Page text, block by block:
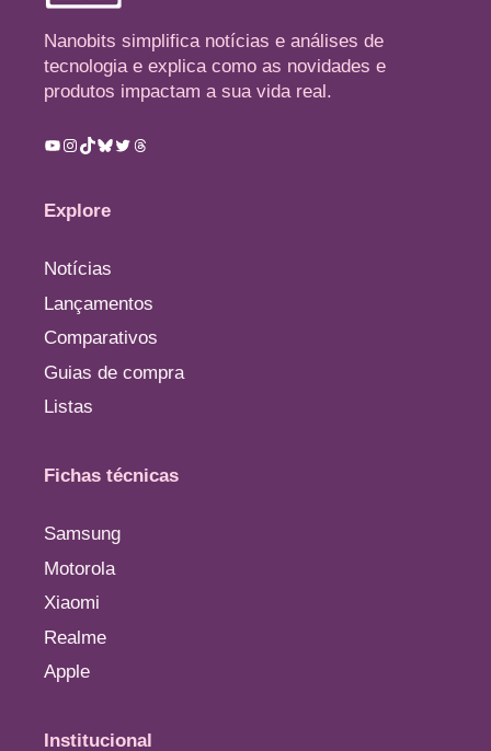
Nanobits simplifica notícias e análises de
tecnologia e explica como as novidades e
produtos impactam a sua vida real.
Youtube
Instagram
TikTok
Bluesky
TwitterThreads
Explore
Notícias
Lançamentos
Comparativos
Guias de compra
Listas
Fichas técnicas
Samsung
Motorola
Xiaomi
Realme
Apple
Institucional